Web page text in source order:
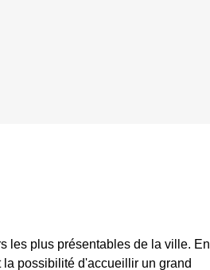
les plus présentables de la ville. En
la possibilité d'accueillir un grand